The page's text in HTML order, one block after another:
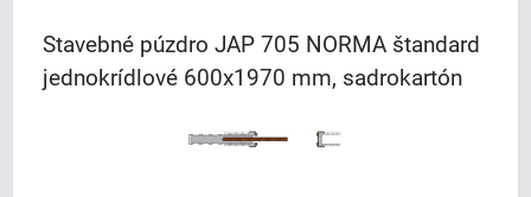
Stavebné púzdro JAP 705 NORMA štandard
jednokrídlové 600x1970 mm, sadrokartón